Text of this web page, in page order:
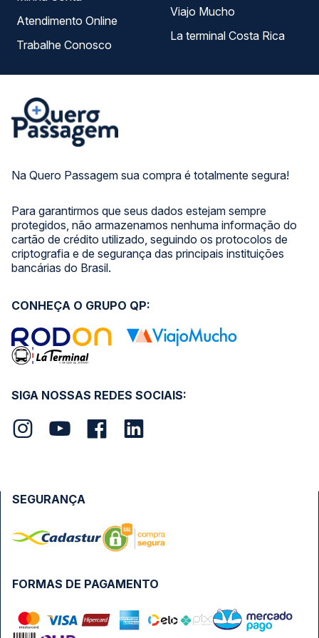
Na Quero Passagem sua compra é totalmente segura!
Para garantirmos que seus dados estejam sempre
protegidos, não armazenamos nenhuma informação do
cartão de crédito utilizado, seguindo os protocolos de
criptografia e de segurança das principais instituições
bancárias do Brasil.
Atendimento Online
Trabalhe Conosco
Viajo Mucho
La terminal Costa Rica
SIGA NOSSAS REDES SOCIAIS:
CONHEÇA O GRUPO QP:
FORMAS DE PAGAMENTO
SEGURANÇA